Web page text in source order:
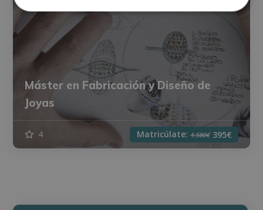
Máster en Fabricación y Diseño de
Joyas
4 Matricúlate:1.580€ 395€